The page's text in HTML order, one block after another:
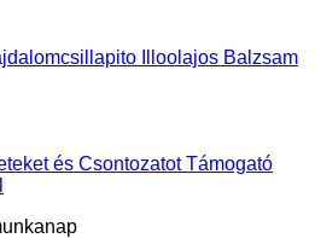
és Csontozatot Támogató